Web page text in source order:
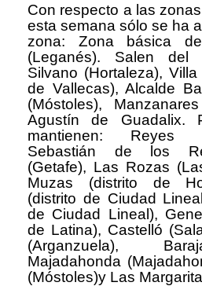
Con respecto a las
esta semana sólo se ha
zona: Zona básica
(Leganés). Salen del
Silvano (Hortaleza),
de Vallecas), Alcalde
(Móstoles),
Agustín de Guadalix.
mantienen: Reyes
Sebastián de los
(Getafe), Las Rozas
Muzas (distrito de
(distrito de Ciudad
de Ciudad Lineal),
de Latina), Castelló
(Arganzuela),
Majadahonda
(Móstoles)y Las